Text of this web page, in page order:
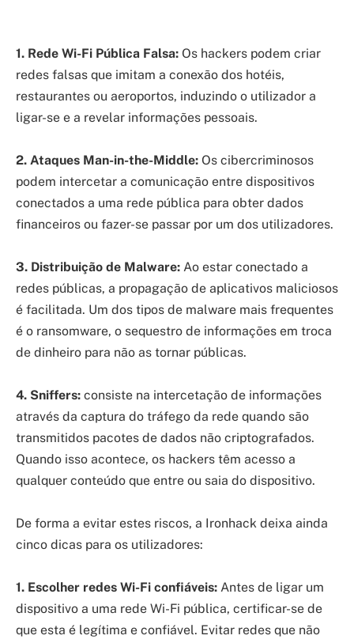
1. Rede Wi-Fi Pública Falsa: Os hackers podem criar
redes falsas que imitam a conexão dos hotéis,
restaurantes ou aeroportos, induzindo o utilizador a
ligar-se e a revelar informações pessoais.
2. Ataques Man-in-the-Middle: Os cibercriminosos
podem intercetar a comunicação entre dispositivos
conectados a uma rede pública para obter dados
financeiros ou fazer-se passar por um dos utilizadores.
3. Distribuição de Malware: Ao estar conectado a
redes públicas, a propagação de aplicativos maliciosos
é facilitada. Um dos tipos de malware mais frequentes
é o ransomware, o sequestro de informações em troca
de dinheiro para não as tornar públicas.
4. Sniffers: consiste na intercetação de informações
através da captura do tráfego da rede quando são
transmitidos pacotes de dados não criptografados.
Quando isso acontece, os hackers têm acesso a
qualquer conteúdo que entre ou saia do dispositivo.
De forma a evitar estes riscos, a Ironhack deixa ainda
cinco dicas para os utilizadores:
1. Escolher redes Wi-Fi confiáveis: Antes de ligar um
dispositivo a uma rede Wi-Fi pública, certificar-se de
que esta é legítima e confiável. Evitar redes que não